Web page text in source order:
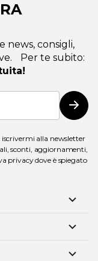
news, consigli,
Per te subito:
alla newsletter
sconti, aggiornamenti,
privacydove è spiegato